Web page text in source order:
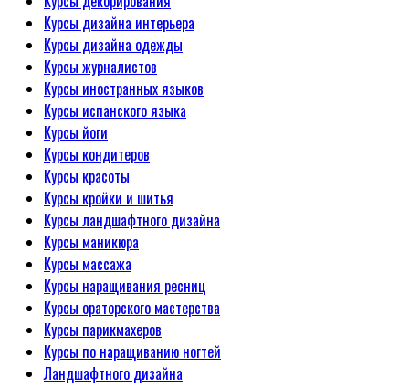
Курсы дизайна интерьера
Курсы дизайна одежды
Курсы журналистов
Курсы иностранных языков
Курсы испанского языка
Курсы йоги
Курсы кондитеров
Курсы красоты
Курсы кройки и шитья
Курсы ландшафтного дизайна
Курсы маникюра
Курсы массажа
Курсы наращивания ресниц
Курсы ораторского мастерства
Курсы парикмахеров
Курсы по наращиванию ногтей
Ландшафтного дизайна